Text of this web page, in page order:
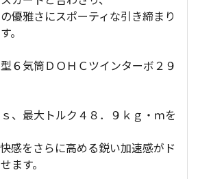
優雅さにスポーティな引き締まり
。
６気筒ＤＯＨＣツインターボ２９
、最大トルク４８．９ｋｇ・ｍを
感をさらに高める鋭い加速感がド
ます。